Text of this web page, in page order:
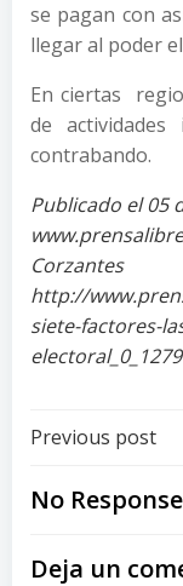
se pagan con
llegar al poder
En ciertas
de
contrabando.
Publicado el 05
Corzantes
http://
siete-factores-
Post
Previous post
No
Deja un